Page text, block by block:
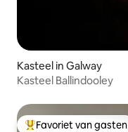
Kasteel in Galway
Kasteel Ballindooley
Favoriet van gasten